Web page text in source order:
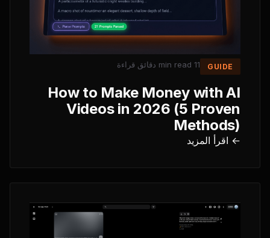
GUIDE
11 min read دقائق قراءة
How to Make Money with AI
Videos in 2026 (5 Proven
Methods)
← اقرأ المزيد